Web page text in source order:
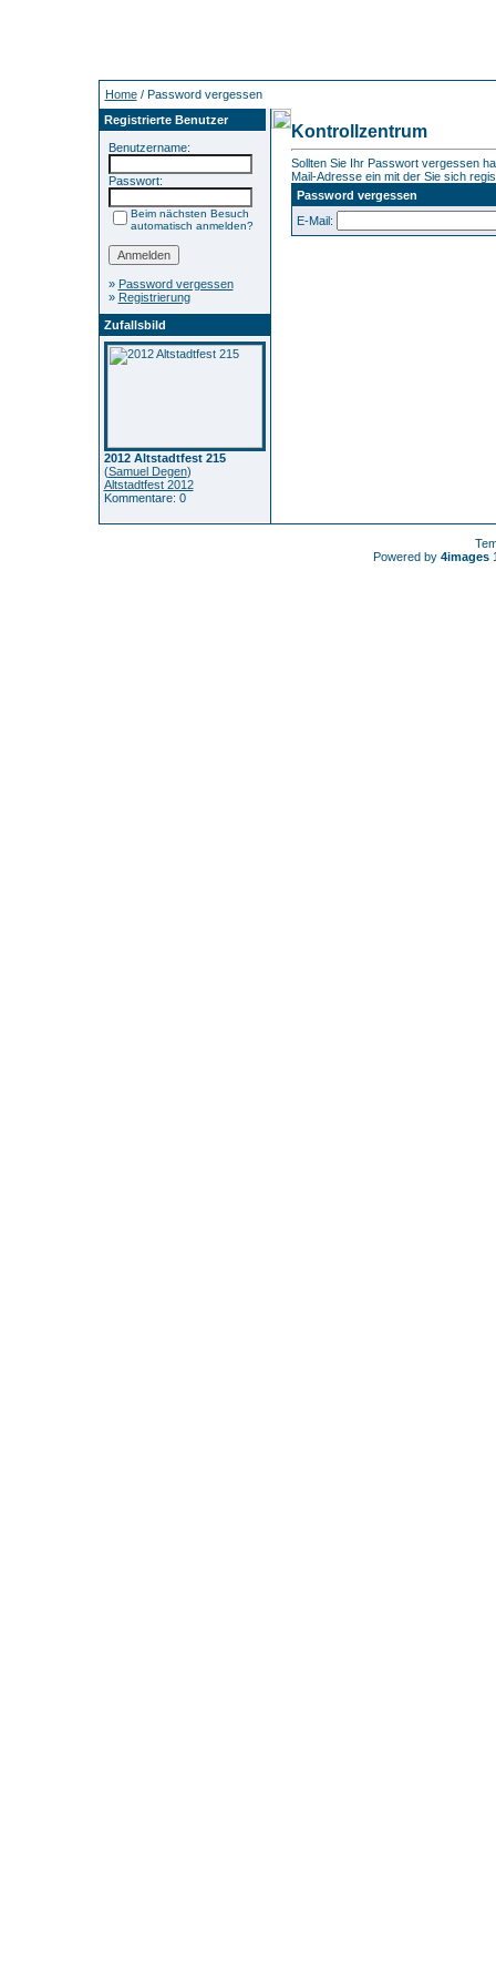
Home/ Password vergessen
Registrierte Benutzer
Benutzername:
Passwort:
Beim nächsten Besuch
automatisch anmelden?
» Password vergessen
» Registrierung
Zufallsbild
2012 Altstadtfest 215
(Samuel Degen)
Altstadtfest 2012
Kommentare: 0
Kontrollzentrum
Sollten Sie Ihr Passwort vergessen
Mail-Adresse ein mit der Sie sich
Password vergessen
E-Mail:
Powered by 4images